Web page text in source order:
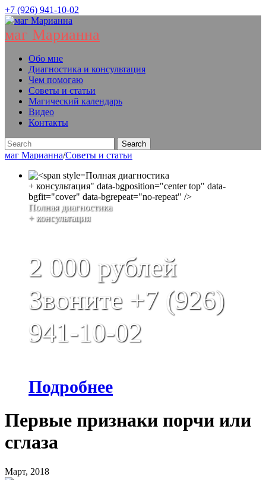
+7 (926) 941-10-02
маг Марианна
Обо мне
Диагностика и консультация
Чем помогаю
Советы и статьи
Магический календарь
Видео
Контакты
маг Марианна/Советы и статьи
Полная диагностика
+ консультация" data-bgposition="center top" data-
bgfit="cover" data-bgrepeat="no-repeat" />
Полная диагностика
+ консультация
2 000 рублей
Звоните +7 (926)
941-10-02
Подробнее
Первые признаки порчи или
сглаза
Март, 2018